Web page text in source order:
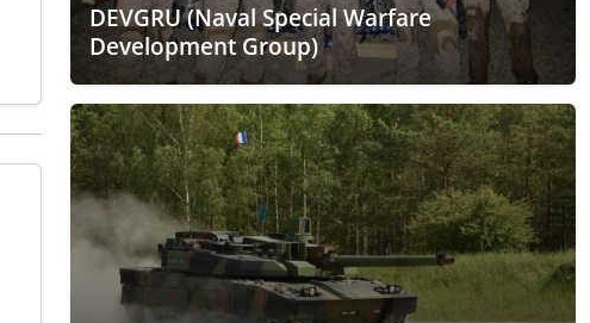
DEVGRU (Naval Special Warfare
Development Group)